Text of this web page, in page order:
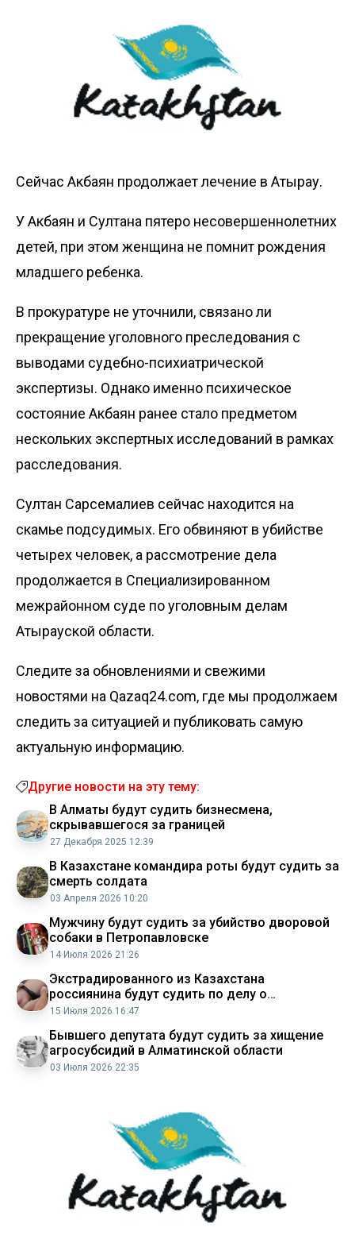
Сейчас Акбаян продолжает лечение в Атырау.
У Акбаян и Султана пятеро несовершеннолетних
детей, при этом женщина не помнит рождения
младшего ребенка.
В прокуратуре не уточнили, связано ли
прекращение уголовного преследования с
выводами судебно-психиатрической
экспертизы. Однако именно психическое
состояние Акбаян ранее стало предметом
нескольких экспертных исследований в рамках
расследования.
Султан Сарсемалиев сейчас находится на
скамье подсудимых. Его обвиняют в убийстве
четырех человек, а рассмотрение дела
продолжается в Специализированном
межрайонном суде по уголовным делам
Атырауской области.
Следите за обновлениями и свежими
новостями на Qazaq24.com, где мы продолжаем
следить за ситуацией и публиковать самую
актуальную информацию.
Другие новости на эту тему:
В Алматы будут судить бизнесмена,
скрывавшегося за границей
27 Декабря 2025 12:39
В Казахстане командира роты будут судить за
смерть солдата
03 Апреля 2026 10:20
Мужчину будут судить за убийство дворовой
собаки в Петропавловске
14 Июля 2026 21:26
Экстрадированного из Казахстана
россиянина будут судить по делу о
мошенничестве
15 Июля 2026 16:47
Бывшего депутата будут судить за хищение
агросубсидий в Алматинской области
03 Июля 2026 22:35